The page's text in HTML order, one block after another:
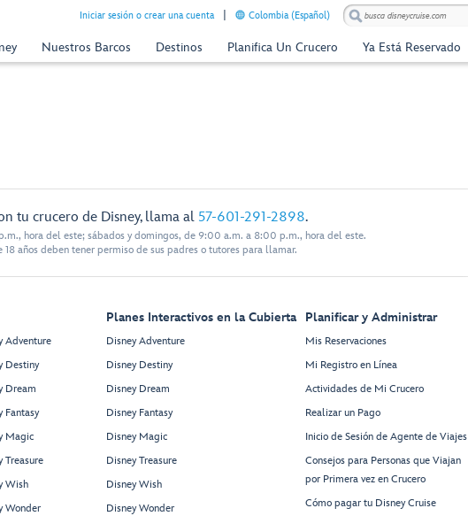
Iniciar sesión o crear una cuenta Colombia (Español)
Nuestros Barcos Destinos Planifica Un Crucero Ya Está Reservado
tu crucero de Disney, llama al 57-601-291-2898.
hora del este; sábados y domingos, de 9:00 a.m. a 8:00 p.m., hora del este.
18 años deben tener permiso de sus padres o tutores para llamar.
Adventure
Destiny
Dream
Fantasy
Magic
Treasure
Wish
Wonder
Planes Interactivos en la Cubierta
Disney Adventure
Disney Destiny
Disney Dream
Disney Fantasy
Disney Magic
Disney Treasure
Disney Wish
Disney Wonder
Planificar y Administrar
Mis Reservaciones
Mi Registro en Línea
Actividades de Mi Crucero
Realizar un Pago
Inicio de Sesión de Agente de Viajes
Consejos para Personas que Viajan
por Primera vez en Crucero
Cómo pagar tu Disney Cruise